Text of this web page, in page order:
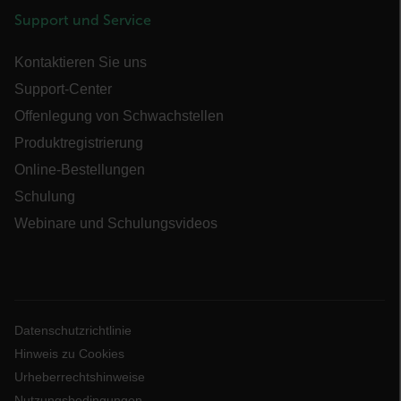
Support und Service
Kontaktieren Sie uns
Support-Center
Offenlegung von Schwachstellen
Produktregistrierung
Online-Bestellungen
Schulung
Webinare und Schulungsvideos
Datenschutzrichtlinie
Hinweis zu Cookies
Urheberrechtshinweise
Unbedingt erforderlich
Unbedingt erforderliche Cookies ermöglichen
wesentliche Kernfunktionen der Website wie die
Benutzeranmeldung und die Kontoverwaltung.
Ohne die unbedingt erforderlichen Cookies
kann die Website nicht ordnungsgemäß
cashrun_site_id